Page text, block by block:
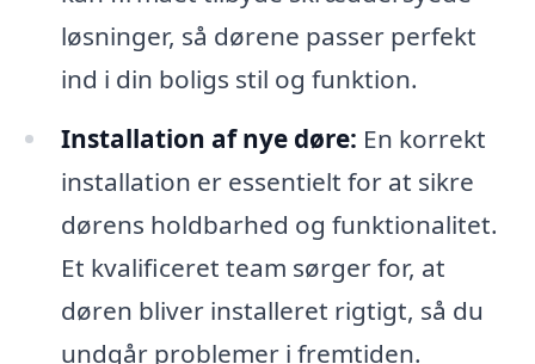
løsninger, så dørene passer perfekt
ind i din boligs stil og funktion.
Installation af nye døre: En korrekt
installation er essentielt for at sikre
dørens holdbarhed og funktionalitet.
Et kvalificeret team sørger for, at
døren bliver installeret rigtigt, så du
undgår problemer i fremtiden.